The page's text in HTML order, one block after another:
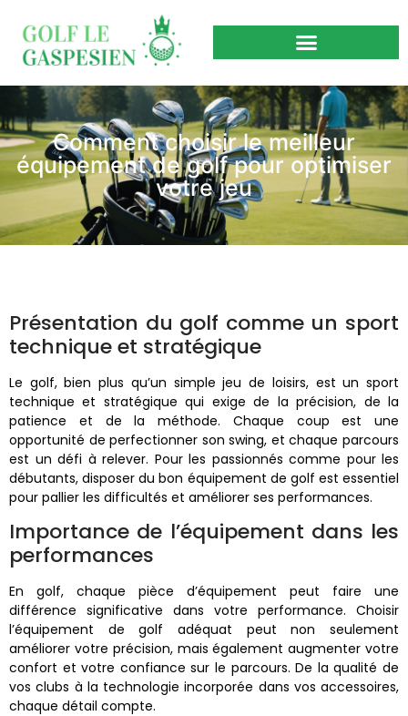
Comment choisir le meilleur
équipement de golf pour optimiser
votre jeu
Présentation du golf comme un sport
technique et stratégique
Le golf, bien plus qu’un simple jeu de loisirs, est un sport
technique et stratégique qui exige de la précision, de la
patience et de la méthode. Chaque coup est une
opportunité de perfectionner son swing, et chaque parcours
est un défi à relever. Pour les passionnés comme pour les
débutants, disposer du bon équipement de golf est essentiel
pour pallier les difficultés et améliorer ses performances.
Importance de l’équipement dans les
performances
En golf, chaque pièce d’équipement peut faire une
différence significative dans votre performance. Choisir
l’équipement de golf adéquat peut non seulement
améliorer votre précision, mais également augmenter votre
confort et votre confiance sur le parcours. De la qualité de
vos clubs à la technologie incorporée dans vos accessoires,
chaque détail compte.